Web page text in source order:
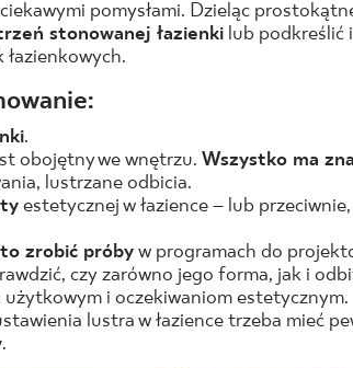
pomysłami. Dzieląc
stonowanej łazienkilub podkreślić
.
obojętny we wnętrzu. Wszystko ma
lustrzane odbicia.
estetycznej w łazience – lub przeciwnie,
zrobić próbyw programach do
czy zarówno jego forma, jak i
użytkowym i oczekiwaniom estetycznym.
lustra w łazience trzeba mieć
.